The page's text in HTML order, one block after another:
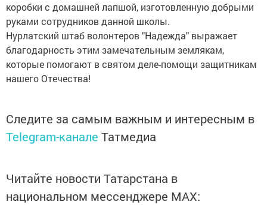
коробки с домашней лапшой, изготовленную добрыми
руками сотрудников данной школы.
Нурлатский штаб волонтеров "Надежда" выражает
благодарность этим замечательным землякам,
которые помогают в святом деле-помощи защитникам
нашего Отечества!
Следите за самым важным и интересным в
Telegram-канале Татмедиа
Читайте новости Татарстана в
национальном мессенджере MАХ: